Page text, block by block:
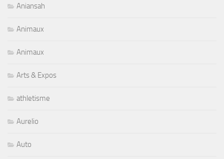
Aniansah
Animaux
Animaux
Arts & Expos
athletisme
Aurelio
Auto